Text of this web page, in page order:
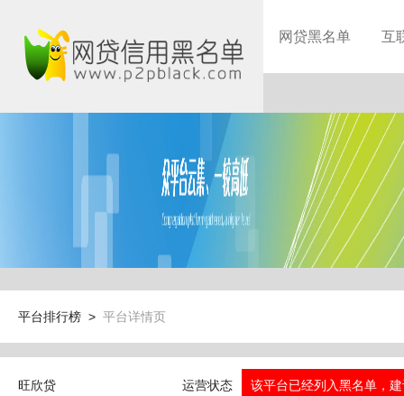
网贷黑名单 互
平台排行榜 > 平台详情页
旺欣贷 运营状态 该平台已经列入黑名单，